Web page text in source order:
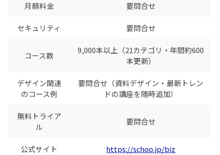
月額料金 要問合せ
セキュリティ 要問合せ
コース数
9,000本以上（21カテゴリ・年間約600
本更新）
デザイン関連
のコース例
要問合せ（資料デザイン・最新トレン
ドの講座を随時追加）
無料トライア
ル
要問合せ
公式サイト https://schoo.jp/biz